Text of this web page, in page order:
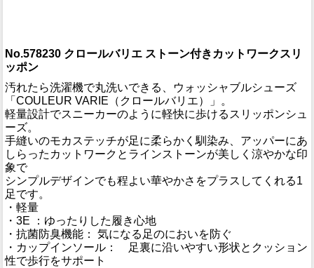
No.578230 クロールバリエ ストーン付きカットワークスリ
ッポン
汚れたら洗濯機で丸洗いできる、ウォッシャブルシューズ
「COULEUR VARIE（クロールバリエ）」。
軽量設計でスニーカーのように軽快に歩けるスリッポンシュ
ーズ。
手縫いのモカステッチが足に柔らかく馴染み、アッパーにあ
しらったカットワークとラインストーンが美しく涼やかな印
象で
シンプルデザインでも程よい華やかさをプラスしてくれる1
足です。
・軽量
・3E ：ゆったりした履き心地
・抗菌防臭機能： 気になる足のにおいを防ぐ
・カップインソール： 足裏に沿いやすい形状とクッション
性で歩行をサポート